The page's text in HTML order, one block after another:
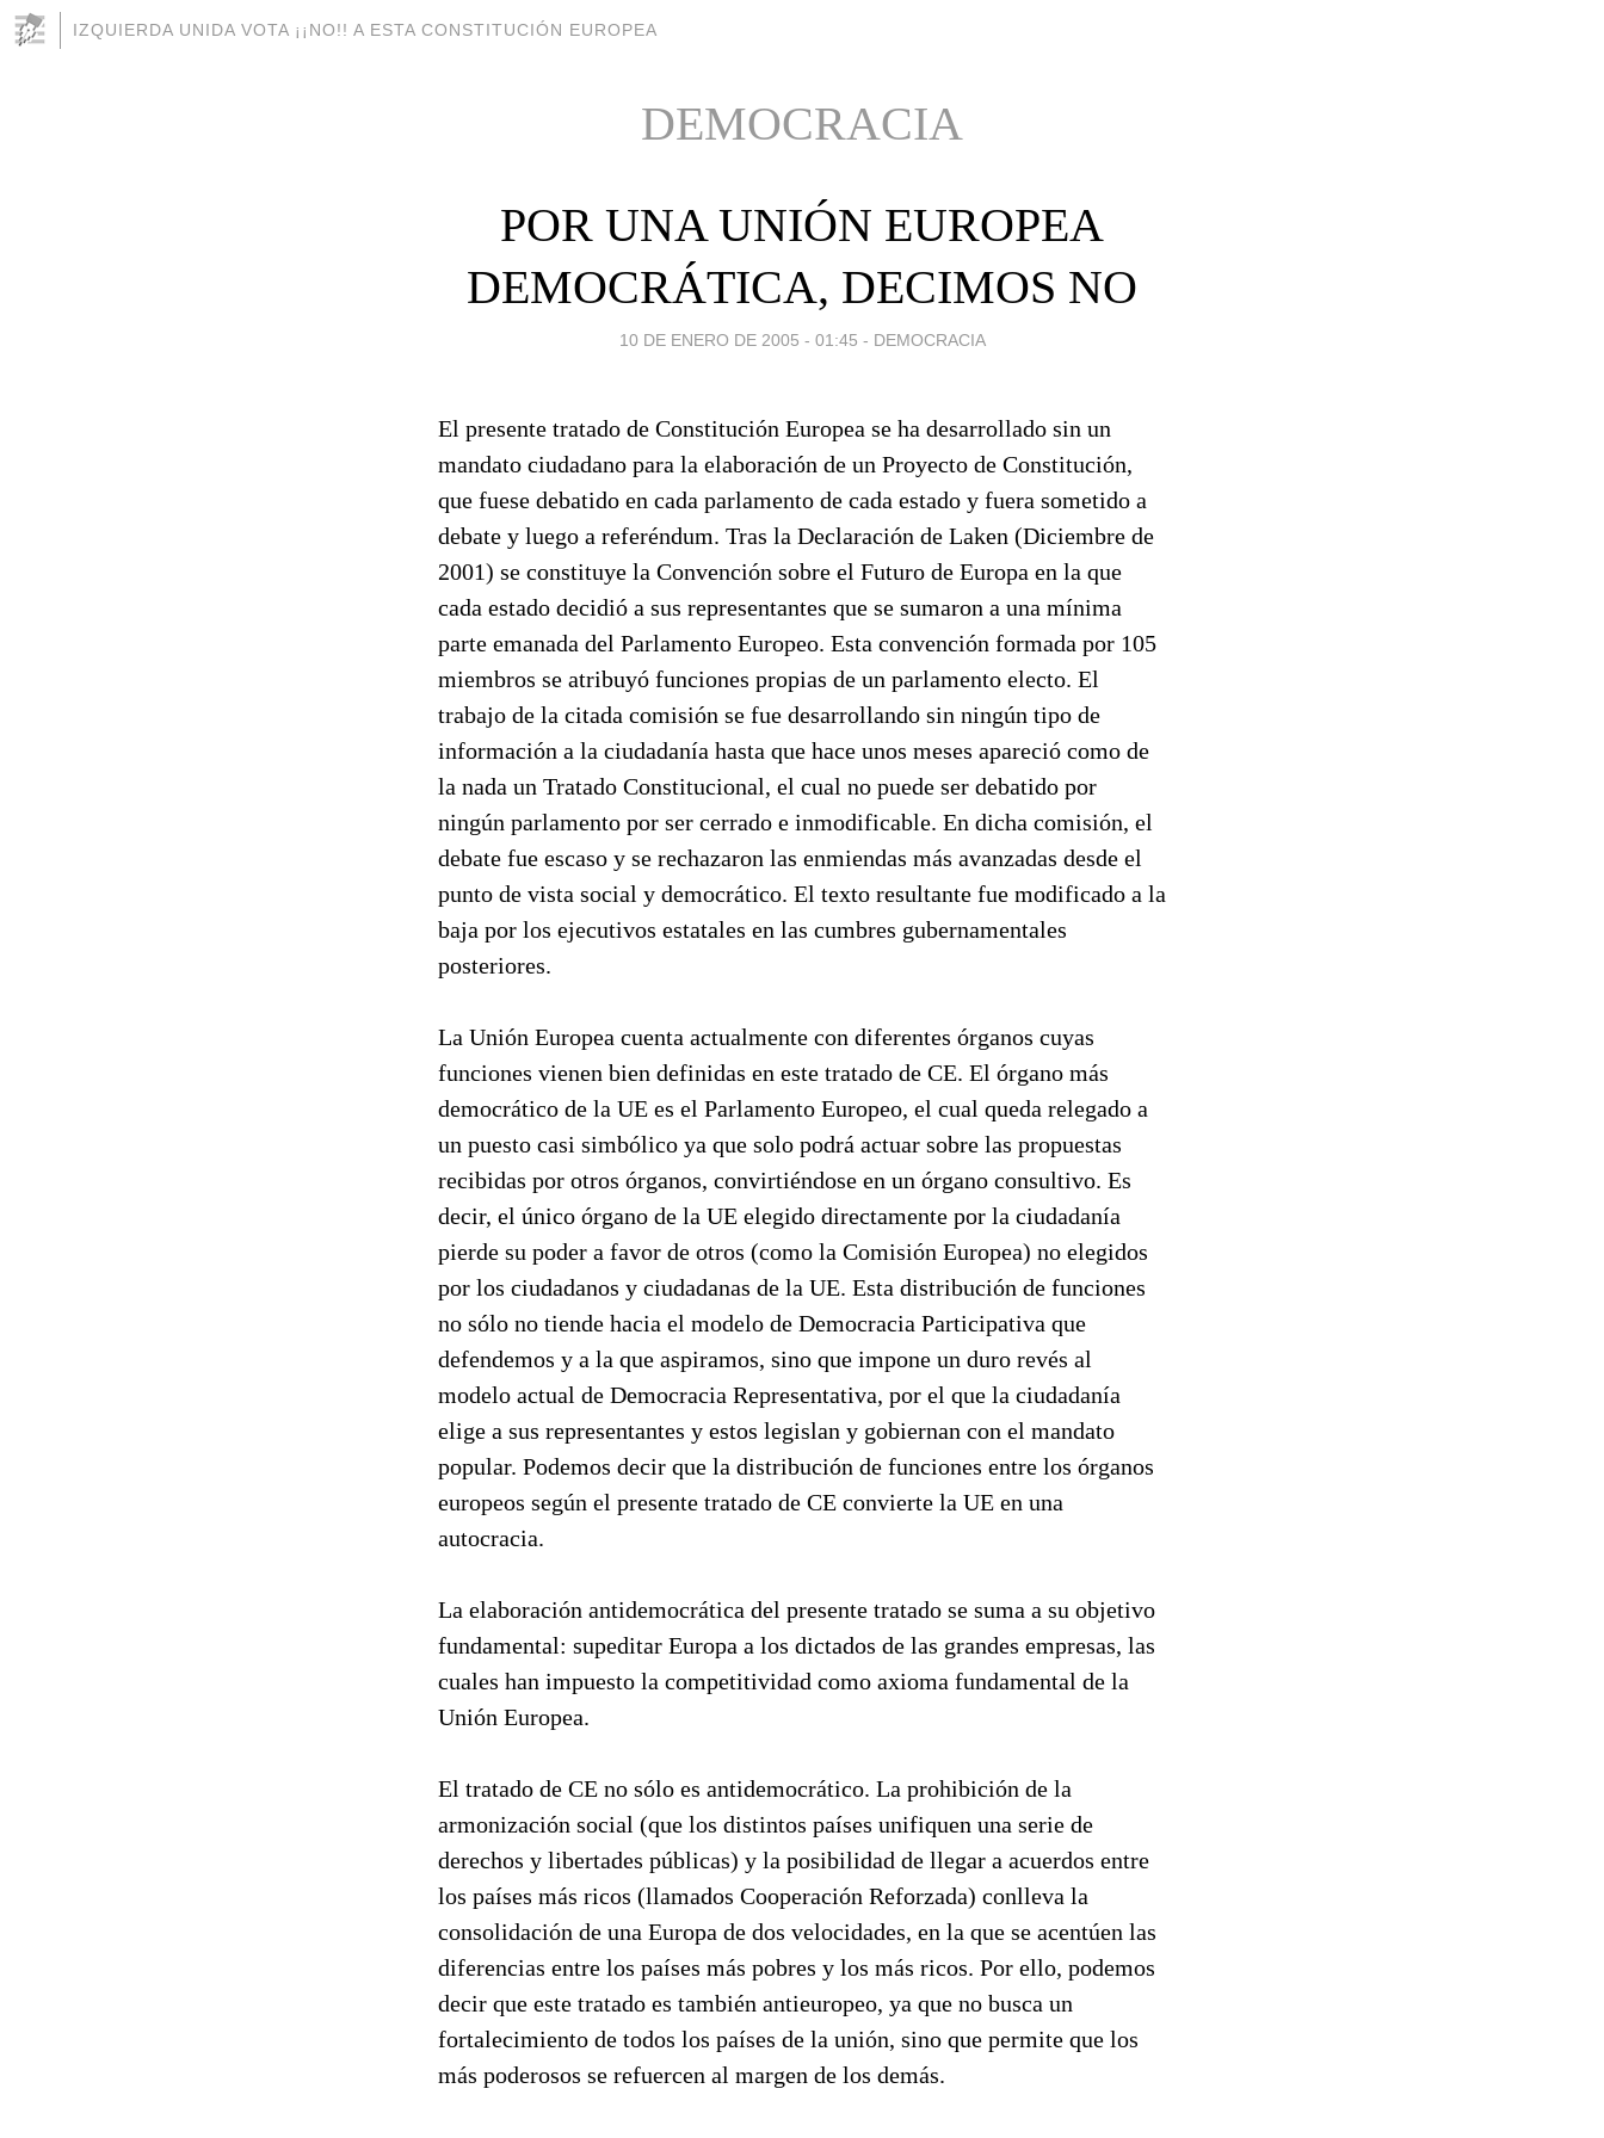
IZQUIERDA UNIDA VOTA ¡¡NO!! A ESTA CONSTITUCIÓN EUROPEA
DEMOCRACIA
POR UNA UNIÓN EUROPEA
DEMOCRÁTICA, DECIMOS NO
10 DE ENERO DE 2005 - 01:45 - DEMOCRACIA
El presente tratado de Constitución Europea se ha desarrollado sin un
mandato ciudadano para la elaboración de un Proyecto de Constitución,
que fuese debatido en cada parlamento de cada estado y fuera sometido a
debate y luego a referéndum. Tras la Declaración de Laken (Diciembre de
2001) se constituye la Convención sobre el Futuro de Europa en la que
cada estado decidió a sus representantes que se sumaron a una mínima
parte emanada del Parlamento Europeo. Esta convención formada por 105
miembros se atribuyó funciones propias de un parlamento electo. El
trabajo de la citada comisión se fue desarrollando sin ningún tipo de
información a la ciudadanía hasta que hace unos meses apareció como de
la nada un Tratado Constitucional, el cual no puede ser debatido por
ningún parlamento por ser cerrado e inmodificable. En dicha comisión, el
debate fue escaso y se rechazaron las enmiendas más avanzadas desde el
punto de vista social y democrático. El texto resultante fue modificado a la
baja por los ejecutivos estatales en las cumbres gubernamentales
posteriores.
La Unión Europea cuenta actualmente con diferentes órganos cuyas
funciones vienen bien definidas en este tratado de CE. El órgano más
democrático de la UE es el Parlamento Europeo, el cual queda relegado a
un puesto casi simbólico ya que solo podrá actuar sobre las propuestas
recibidas por otros órganos, convirtiéndose en un órgano consultivo. Es
decir, el único órgano de la UE elegido directamente por la ciudadanía
pierde su poder a favor de otros (como la Comisión Europea) no elegidos
por los ciudadanos y ciudadanas de la UE. Esta distribución de funciones
no sólo no tiende hacia el modelo de Democracia Participativa que
defendemos y a la que aspiramos, sino que impone un duro revés al
modelo actual de Democracia Representativa, por el que la ciudadanía
elige a sus representantes y estos legislan y gobiernan con el mandato
popular. Podemos decir que la distribución de funciones entre los órganos
europeos según el presente tratado de CE convierte la UE en una
autocracia.
La elaboración antidemocrática del presente tratado se suma a su objetivo
fundamental: supeditar Europa a los dictados de las grandes empresas, las
cuales han impuesto la competitividad como axioma fundamental de la
Unión Europea.
El tratado de CE no sólo es antidemocrático. La prohibición de la
armonización social (que los distintos países unifiquen una serie de
derechos y libertades públicas) y la posibilidad de llegar a acuerdos entre
los países más ricos (llamados Cooperación Reforzada) conlleva la
consolidación de una Europa de dos velocidades, en la que se acentúen las
diferencias entre los países más pobres y los más ricos. Por ello, podemos
decir que este tratado es también antieuropeo, ya que no busca un
fortalecimiento de todos los países de la unión, sino que permite que los
más poderosos se refuercen al margen de los demás.